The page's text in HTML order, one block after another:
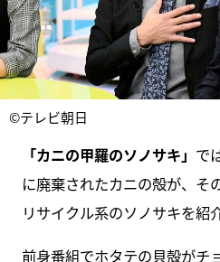
©テレビ朝日
「カニの甲羅のソノサキ」 で
に廃棄されたカニの殻が、そ
リサイクル系のソノサキを紹
前身番組でホタテの貝殻がチ